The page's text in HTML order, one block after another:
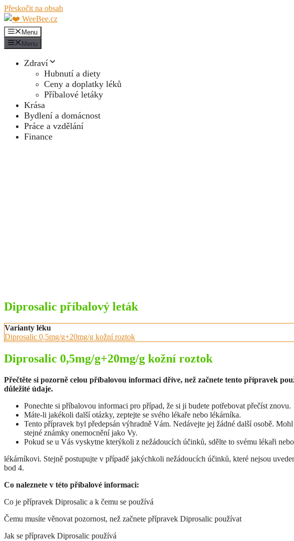
Přeskočit na obsah
Menu
Menu
Zdraví
Hubnutí a diety
Ceny a doplatky léků
Příbalové letáky
Krása
Bydlení a domácnost
Práce a vzdělání
Finance
Diprosalic příbalový leták
Varianty léku
Diprosalic 0,5mg/g+20mg/g kožní roztok
Diprosalic 0,5mg/g+20mg/g kožní roztok
Přečtěte si pozorně celou příbalovou informaci dříve, než začnete tento přípravek
důležité údaje.
Ponechte si příbalovou informaci pro případ, že si ji budete potřebovat přečíst znovu.
Máte-li jakékoli další otázky, zeptejte se svého lékaře nebo lékárníka.
Tento přípravek byl předepsán výhradně Vám. Nedávejte jej žádné další osobě.
stejné známky onemocnění jako Vy.
Pokud se u Vás vyskytne kterýkoli z nežádoucích účinků, sdělte to svému lékaři nebo
lékárníkovi. Stejně postupujte v případě jakýchkoli nežádoucích účinků, které nejsou
bod 4.
Co naleznete v této příbalové informaci:
Co je přípravek Diprosalic a k čemu se používá
Čemu musíte věnovat pozornost, než začnete přípravek Diprosalic používat
Jak se přípravek Diprosalic používá